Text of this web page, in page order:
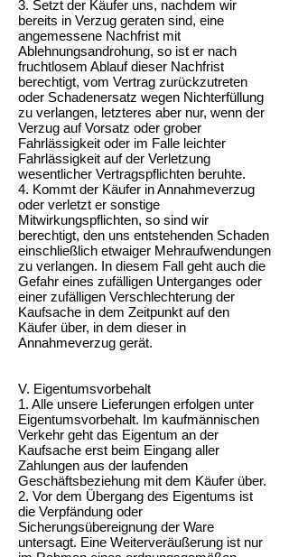
3. Setzt der Käufer uns, nachdem wir
bereits in Verzug geraten sind, eine
angemessene Nachfrist mit
Ablehnungsandrohung, so ist er nach
fruchtlosem Ablauf dieser Nachfrist
berechtigt, vom Vertrag zurückzutreten
oder Schadenersatz wegen Nichterfüllung
zu verlangen, letzteres aber nur, wenn der
Verzug auf Vorsatz oder grober
Fahrlässigkeit oder im Falle leichter
Fahrlässigkeit auf der Verletzung
wesentlicher Vertragspflichten beruhte.
4. Kommt der Käufer in Annahmeverzug
oder verletzt er sonstige
Mitwirkungspflichten, so sind wir
berechtigt, den uns entstehenden Schaden
einschließlich etwaiger Mehraufwendungen
zu verlangen. In diesem Fall geht auch die
Gefahr eines zufälligen Unterganges oder
einer zufälligen Verschlechterung der
Kaufsache in dem Zeitpunkt auf den
Käufer über, in dem dieser in
Annahmeverzug gerät.
V. Eigentumsvorbehalt
1. Alle unsere Lieferungen erfolgen unter
Eigentumsvorbehalt. Im kaufmännischen
Verkehr geht das Eigentum an der
Kaufsache erst beim Eingang aller
Zahlungen aus der laufenden
Geschäftsbeziehung mit dem Käufer über.
2. Vor dem Übergang des Eigentums ist
die Verpfändung oder
Sicherungsübereignung der Ware
untersagt. Eine Weiterveräußerung ist nur